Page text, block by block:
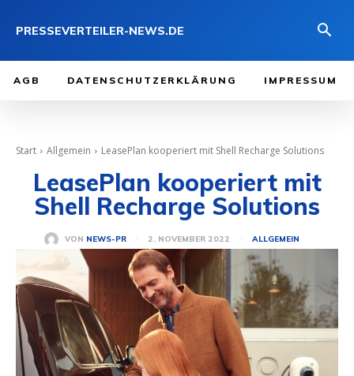
PRESSEVERTEILER-NEWS.DE
AGB DATENSCHUTZERKLÄRUNG IMPRESSUM
Start Allgemein LeasePlan kooperiert mit Shell Recharge Solutions
LeasePlan kooperiert mit
Shell Recharge Solutions
VON NEWS-PR 2. NOVEMBER 2022 ALLGEMEIN